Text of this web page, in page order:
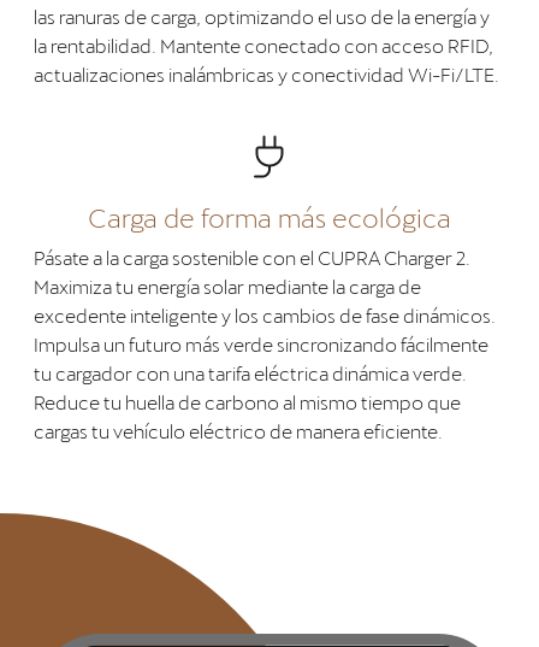
las ranuras de carga, optimizando el uso de la energía y
la rentabilidad. Mantente conectado con acceso RFID,
actualizaciones inalámbricas y conectividad Wi-Fi/LTE.
Carga de forma más ecológica
Pásate a la carga sostenible con el CUPRA Charger 2.
Maximiza tu energía solar mediante la carga de
excedente inteligente y los cambios de fase dinámicos.
Impulsa un futuro más verde sincronizando fácilmente
tu cargador con una tarifa eléctrica dinámica verde.
Reduce tu huella de carbono al mismo tiempo que
cargas tu vehículo eléctrico de manera eficiente.